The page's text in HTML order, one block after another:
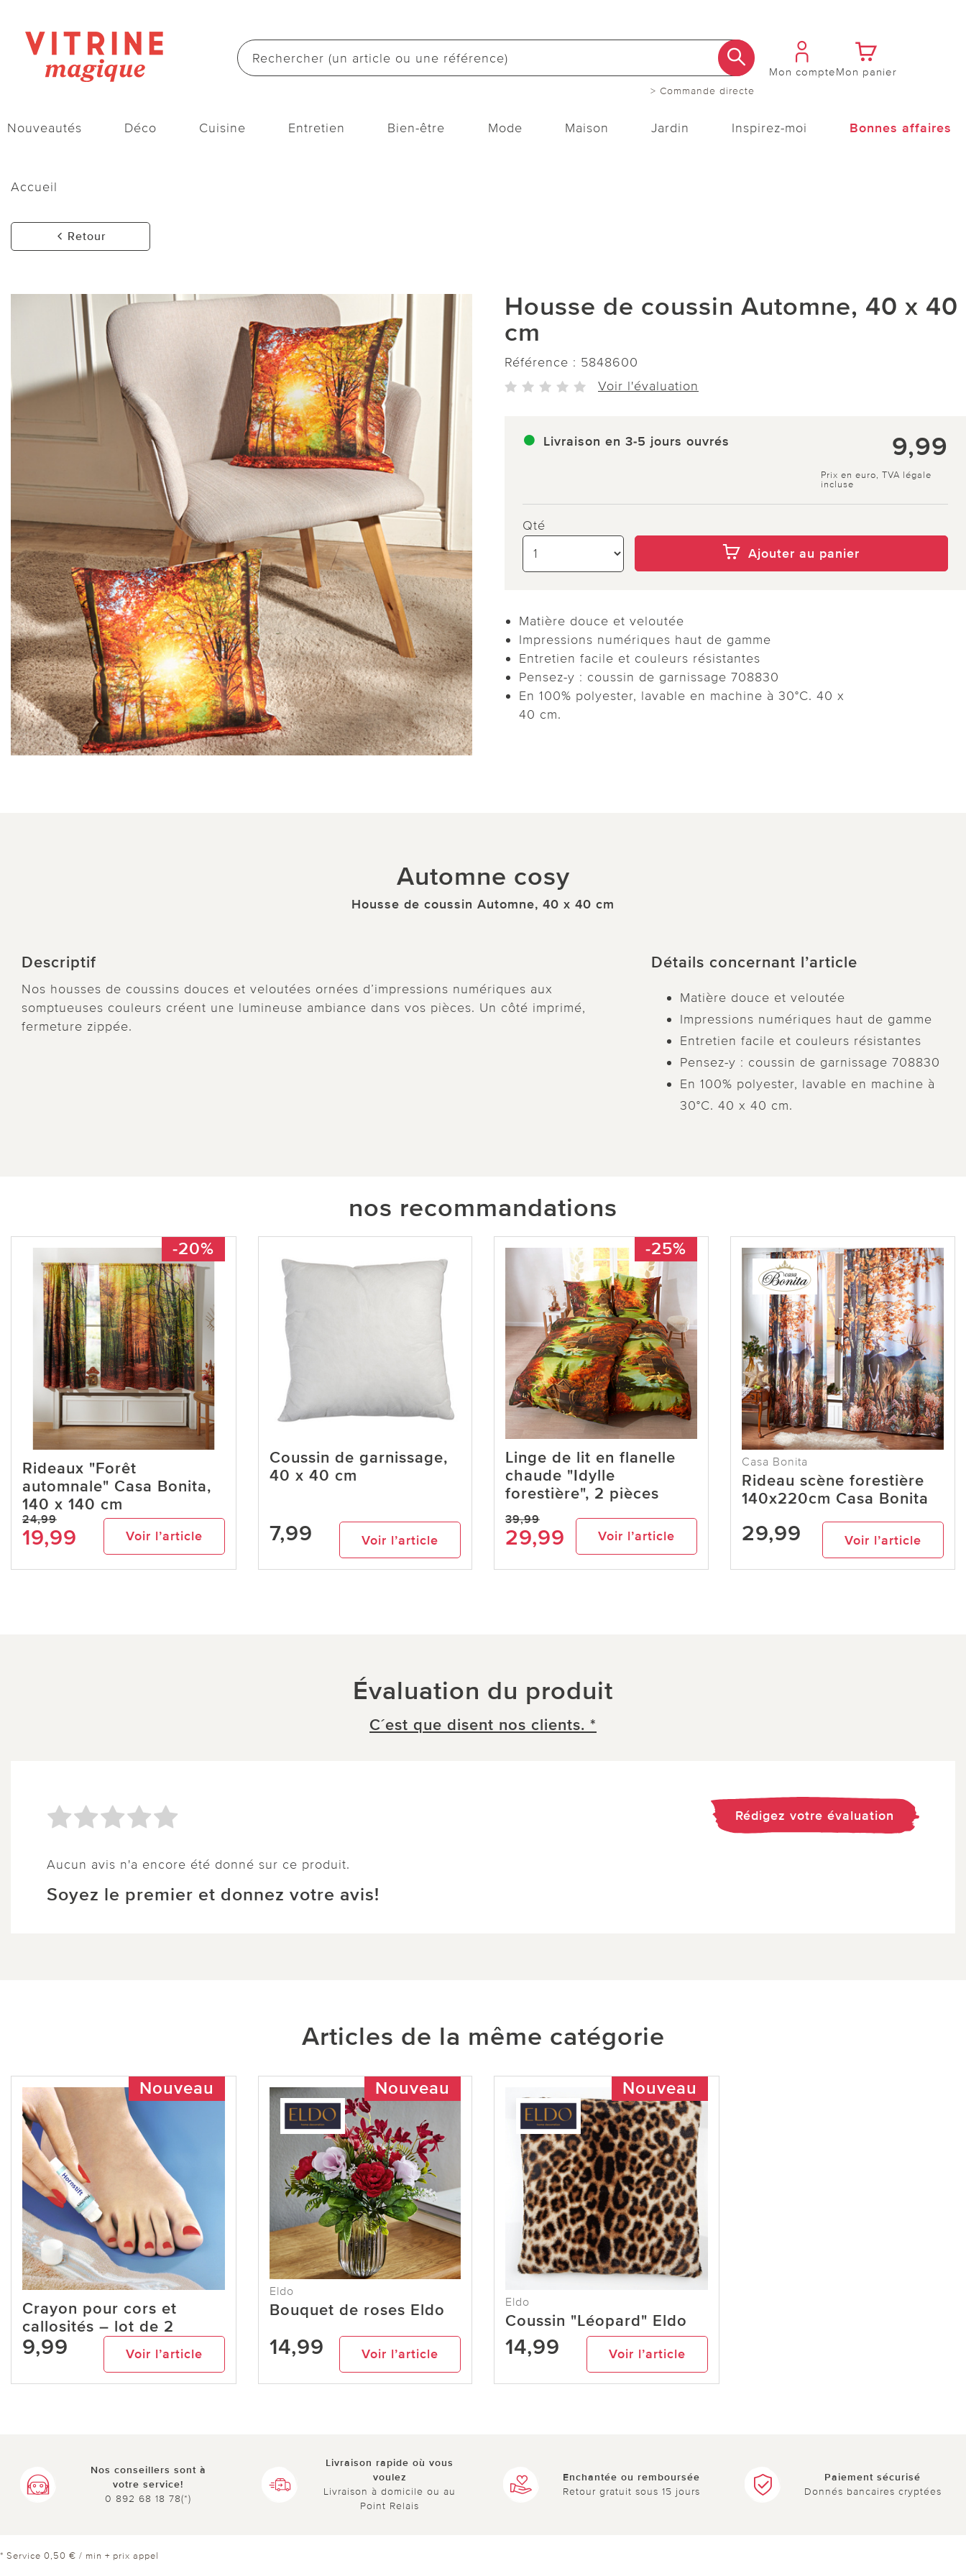
> Commande directe
Mon compteMon panier
Nouveautés Déco Cuisine Entretien Bien-être Mode Maison Jardin Inspirez-moi Bonnes affaires
Accueil
Retour
Housse de coussin Automne, 40 x 40
cm
Référence : 5848600
Voir l'évaluation
Livraison en 3-5 jours ouvrés 9,99
Prix en euro, TVA légale
incluse
Qté
Ajouter au panier
Matière douce et veloutée
Impressions numériques haut de gamme
Entretien facile et couleurs résistantes
Pensez-y : coussin de garnissage 708830
En 100% polyester, lavable en machine à 30°C. 40 x
40 cm.
Automne cosy
Housse de coussin Automne, 40 x 40 cm
Descriptif
Nos housses de coussins douces et veloutées ornées d’impressions numériques aux
somptueuses couleurs créent une lumineuse ambiance dans vos pièces. Un côté imprimé,
fermeture zippée.
Détails concernant l’article
Matière douce et veloutée
Impressions numériques haut de gamme
Entretien facile et couleurs résistantes
Pensez-y : coussin de garnissage 708830
En 100% polyester, lavable en machine à
30°C. 40 x 40 cm.
nos recommandations
-20%
Rideaux "Forêt
automnale" Casa Bonita,
140 x 140 cm
24,99
19,99 Voir l’article
Coussin de garnissage,
40 x 40 cm
7,99 Voir l’article
-25%
Linge de lit en flanelle
chaude "Idylle
forestière", 2 pièces
39,99
29,99 Voir l’article
Casa Bonita
Rideau scène forestière
140x220cm Casa Bonita
29,99 Voir l’article
Évaluation du produit
C´est que disent nos clients. *
Aucun avis n'a encore été donné sur ce produit.
Soyez le premier et donnez votre avis!
Rédigez votre évaluation
Articles de la même catégorie
Nouveau
Crayon pour cors et
callosités – lot de 2
9,99 Voir l’article
Nouveau
Eldo
Bouquet de roses Eldo
14,99 Voir l’article
Nouveau
Eldo
Coussin "Léopard" Eldo
14,99 Voir l’article
Nos conseillers sont à
votre service!
0 892 68 18 78(*)
Livraison rapide où vous
voulez
Livraison à domicile ou au
Point Relais
Enchantée ou remboursée
Retour gratuit sous 15 jours
Paiement sécurisé
Donnés bancaires cryptées
* Service 0,50 € / min + prix appel